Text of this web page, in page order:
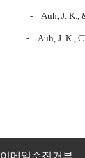
- Auh, J. K.,
- Auh, J. K.,
이메일수집거부